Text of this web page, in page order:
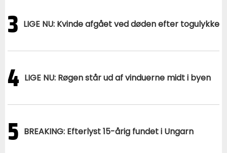
3 LIGE NU: Kvinde afgået ved døden efter togulykke
4 LIGE NU: Røgen står ud af vinduerne midt i byen
5 BREAKING: Efterlyst 15-årig fundet i Ungarn